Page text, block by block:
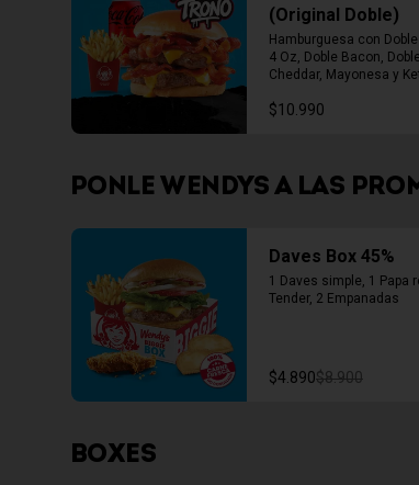
(Original Doble)
Hamburguesa con
4 Oz, Doble Bacon,
Cheddar, Mayonesa y
Papas Fritas Mediana,
$10.990
PONLE WENDYS A LAS
Daves Box 45%
1 Daves simple, 1 Papa
Tender, 2 Empanadas
$4.890$8.900
BOXES